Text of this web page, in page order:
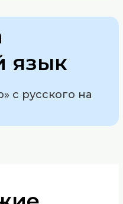
язык
с русского на